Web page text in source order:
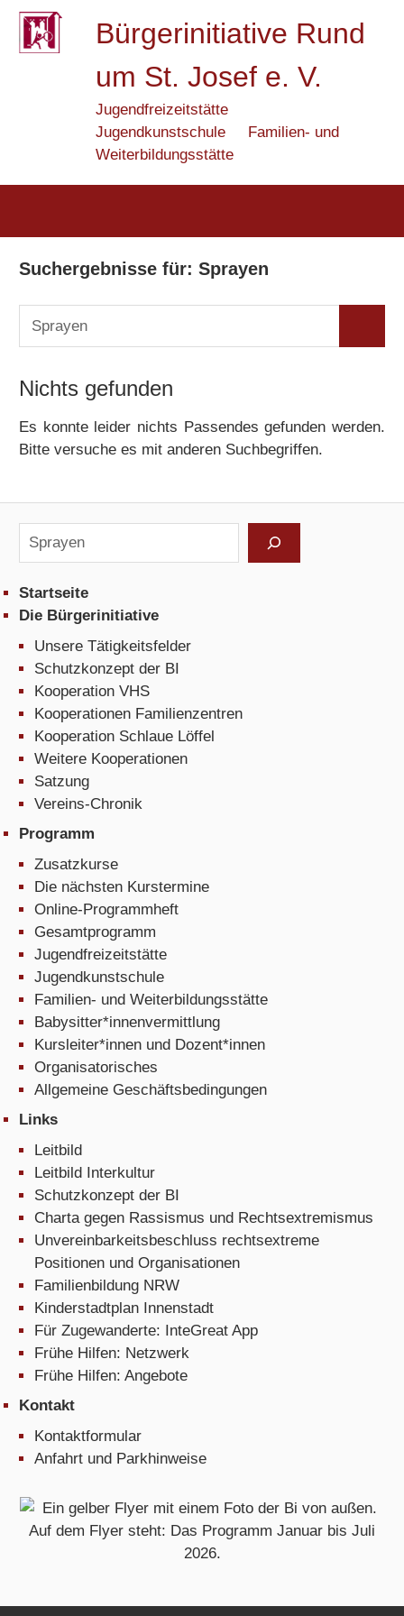
Zum
Inhalt
springen
Bürgerinitiative Rund
um St. Josef e. V.
Jugendfreizeitstätte
Jugendkunstschule
Familien- und
Weiterbildungsstätte
Suchergebnisse für:Sprayen
nach:
Nichts gefunden
Es konnte leider nichts Passendes gefunden werden.
Bitte versuche es mit anderen Suchbegriffen.
Suchen
Startseite
Die Bürgerinitiative
Unsere Tätigkeitsfelder
Schutzkonzept der BI
Kooperation VHS
Kooperationen Familienzentren
Kooperation Schlaue Löffel
Weitere Kooperationen
Satzung
Vereins-Chronik
Programm
Zusatzkurse
Die nächsten Kurstermine
Online-Programmheft
Gesamtprogramm
Jugendfreizeitstätte
Jugendkunstschule
Familien- und Weiterbildungsstätte
Babysitter*innenvermittlung
Kursleiter*innen und Dozent*innen
Organisatorisches
Allgemeine Geschäftsbedingungen
Links
Leitbild
Leitbild Interkultur
Schutzkonzept der BI
Charta gegen Rassismus und Rechtsextremismus
Unvereinbarkeitsbeschluss rechtsextreme
Positionen und Organisationen
Familienbildung NRW
Kinderstadtplan Innenstadt
Für Zugewanderte: InteGreat App
Frühe Hilfen: Netzwerk
Frühe Hilfen: Angebote
Kontakt
Kontaktformular
Anfahrt und Parkhinweise